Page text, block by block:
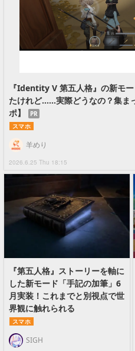
『Identity V 第五人格』の新モ
たけれど……実際どうなの？集ま
ポ】
PR
スマホ
2026.6.25 Thu 18:15
羊めり
『第五人格』ストーリーを軸に
した新モード「手記の加筆」6
月実装！これまでと別視点で世
界観に触れられる
スマホ
SIGH